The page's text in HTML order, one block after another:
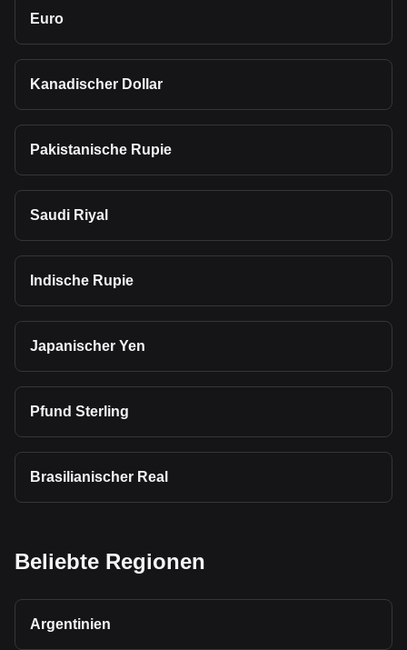
Euro
Kanadischer Dollar
Pakistanische Rupie
Saudi Riyal
Indische Rupie
Japanischer Yen
Pfund Sterling
Brasilianischer Real
Beliebte Regionen
Argentinien